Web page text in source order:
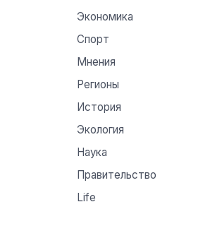
Экономика
Спорт
Мнения
Регионы
История
Экология
Наука
Правительство
Life